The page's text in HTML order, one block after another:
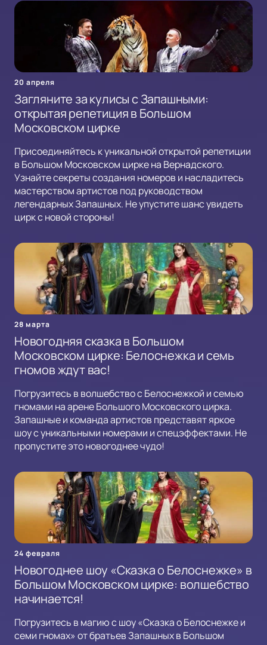
20 апреля
Загляните за кулисы с Запашными:
открытая репетиция в Большом
Московском цирке
Присоединяйтесь к уникальной открытой репетиции
в Большом Московском цирке на Вернадского.
Узнайте секреты создания номеров и насладитесь
мастерством артистов под руководством
легендарных Запашных. Не упустите шанс увидеть
цирк с новой стороны!
28 марта
Новогодняя сказка в Большом
Московском цирке: Белоснежка и семь
гномов ждут вас!
Погрузитесь в волшебство с Белоснежкой и семью
гномами на арене Большого Московского цирка.
Запашные и команда артистов представят яркое
шоу с уникальными номерами и спецэффектами. Не
пропустите это новогоднее чудо!
24 февраля
Новогоднее шоу «Сказка о Белоснежке» в
Большом Московском цирке: волшебство
начинается!
Погрузитесь в магию с шоу «Сказка о Белоснежке и
семи гномах» от братьев Запашных в Большом